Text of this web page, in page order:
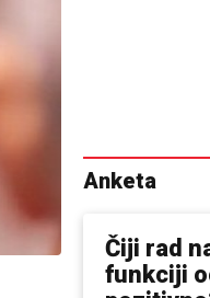
Anketa
Čiji rad
funkciji